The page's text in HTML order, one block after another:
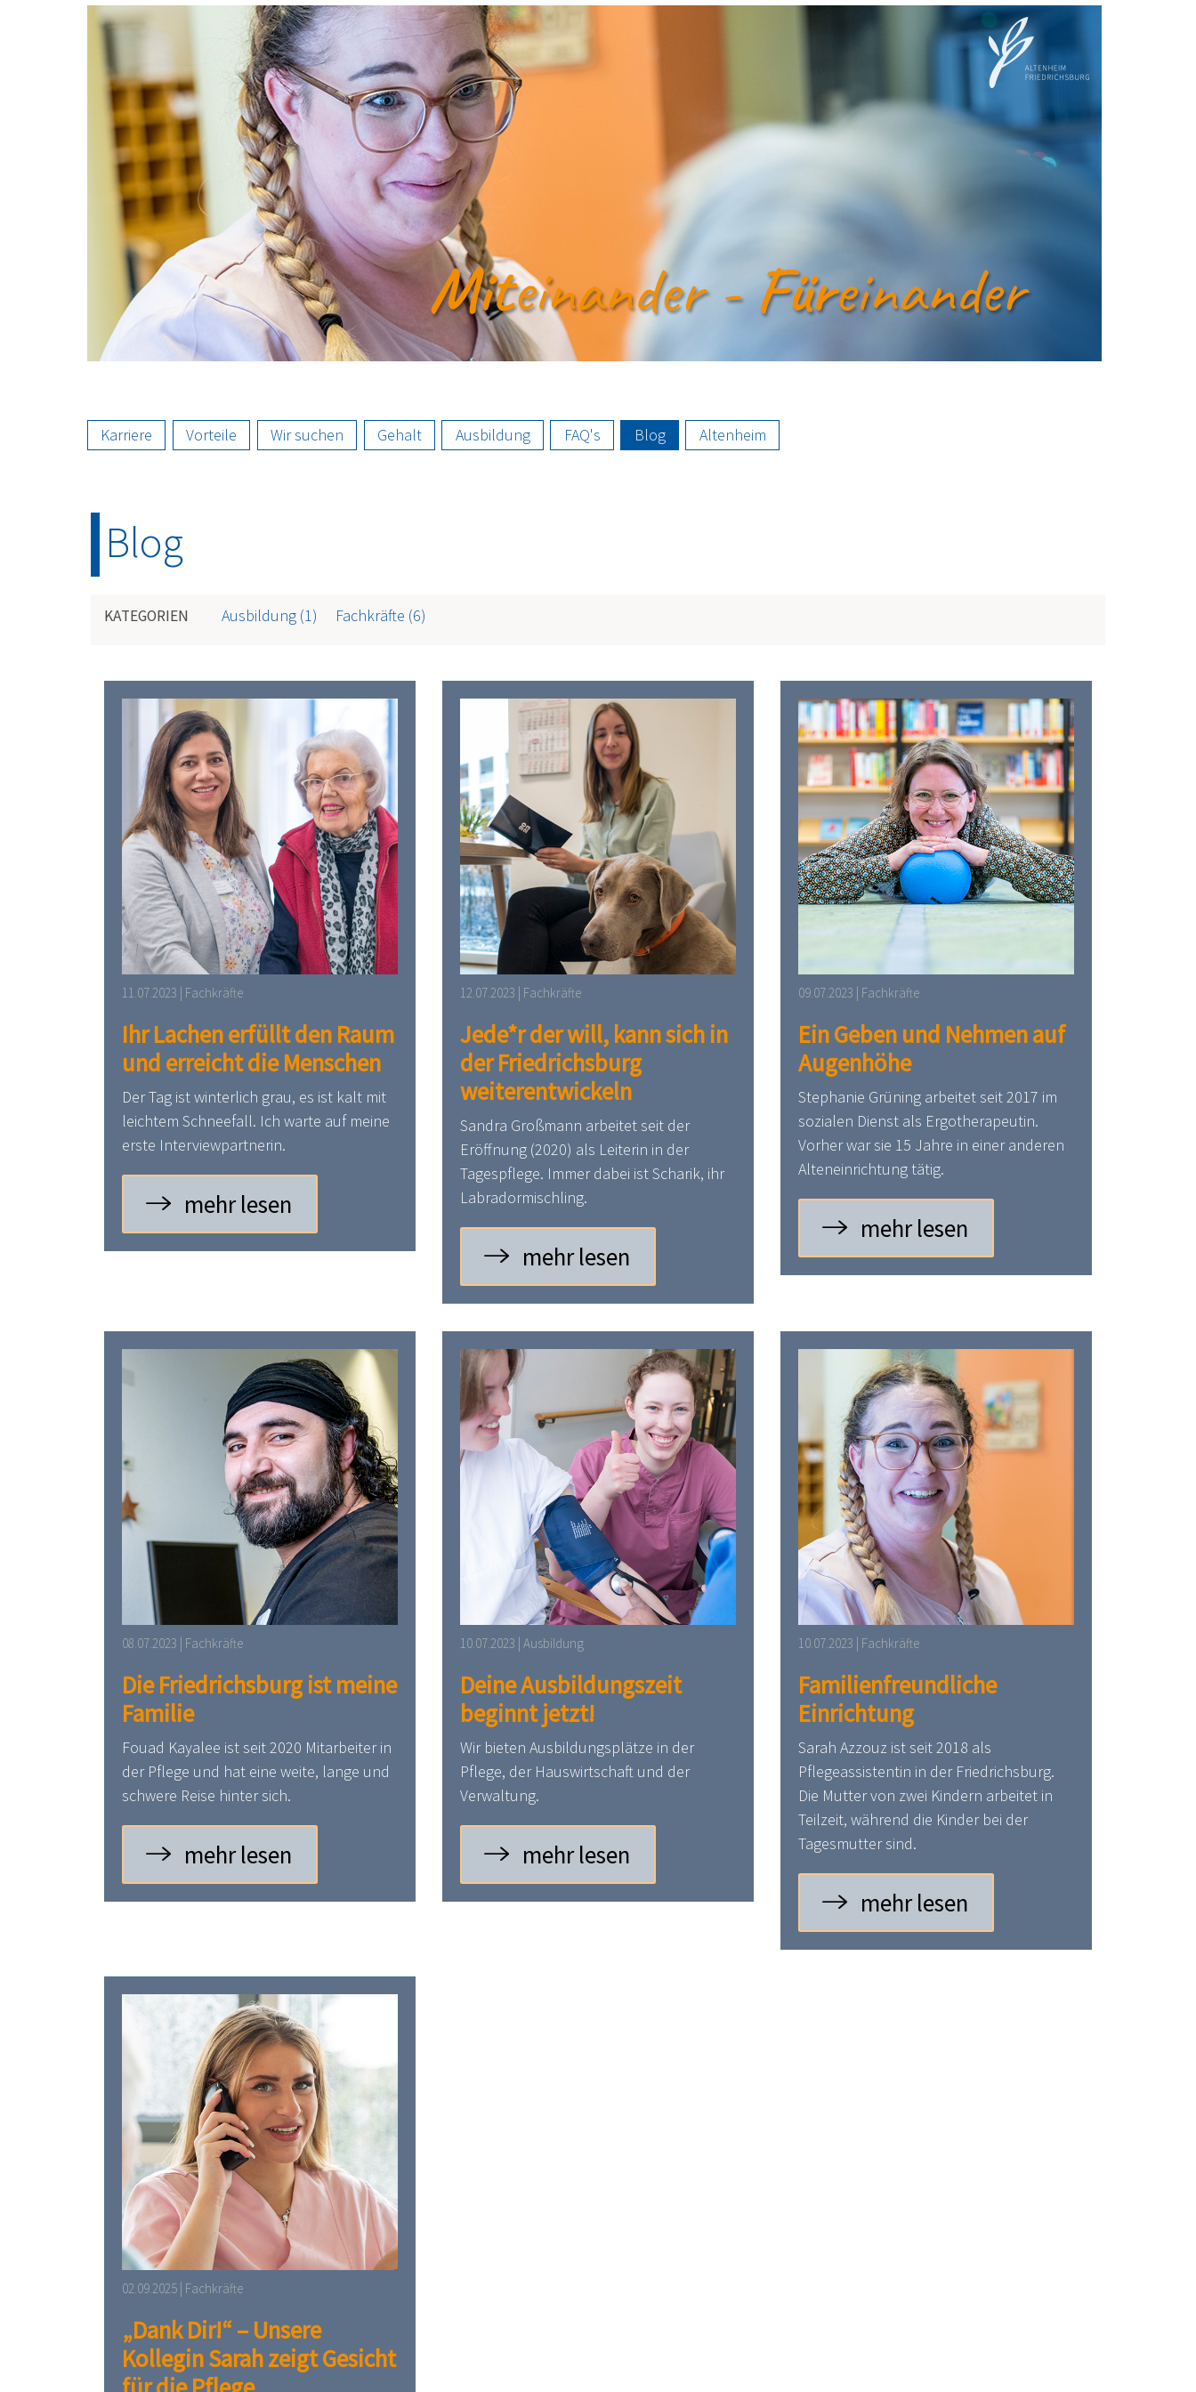
Image
Karriere Vorteile Wir suchen Gehalt Ausbildung FAQ's Blog Altenheim
Blog
KATEGORIEN Ausbildung (1) Fachkräfte (6)
11.07.2023 | Fachkräfte
Ihr Lachen erfüllt den Raum
und erreicht die Menschen
Der Tag ist winterlich grau, es ist kalt mit
leichtem Schneefall. Ich warte auf meine
erste Interviewpartnerin.
mehr lesen
12.07.2023 | Fachkräfte
Jede*r der will, kann sich in
der Friedrichsburg
weiterentwickeln
Sandra Großmann arbeitet seit der
Eröffnung (2020) als Leiterin in der
Tagespflege. Immer dabei ist Scharik, ihr
Labradormischling.
mehr lesen
09.07.2023 | Fachkräfte
Ein Geben und Nehmen auf
Augenhöhe
Stephanie Grüning arbeitet seit 2017 im
sozialen Dienst als Ergotherapeutin.
Vorher war sie 15 Jahre in einer anderen
Alteneinrichtung tätig.
mehr lesen
08.07.2023 | Fachkräfte
Die Friedrichsburg ist meine
Familie
Fouad Kayalee ist seit 2020 Mitarbeiter in
der Pflege und hat eine weite, lange und
schwere Reise hinter sich.
mehr lesen
10.07.2023 | Ausbildung
Deine Ausbildungszeit
beginnt jetzt!
Wir bieten Ausbildungsplätze in der
Pflege, der Hauswirtschaft und der
Verwaltung.
mehr lesen
10.07.2023 | Fachkräfte
Familienfreundliche
Einrichtung
Sarah Azzouz ist seit 2018 als
Pflegeassistentin in der Friedrichsburg.
Die Mutter von zwei Kindern arbeitet in
Teilzeit, während die Kinder bei der
Tagesmutter sind.
mehr lesen
02.09.2025 | Fachkräfte
„Dank Dir!“ – Unsere
Kollegin Sarah zeigt Gesicht